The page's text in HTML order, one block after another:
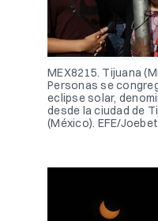
MEX8215. Tijuana
Personas se
eclipse solar,
desde la ciudad de
(México). EFE/